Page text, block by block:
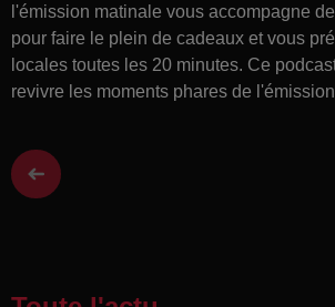
l'émission matinale vous accompagne
pour faire le plein de cadeaux et vous
locales toutes les 20 minutes. Ce
revivre les moments phares de